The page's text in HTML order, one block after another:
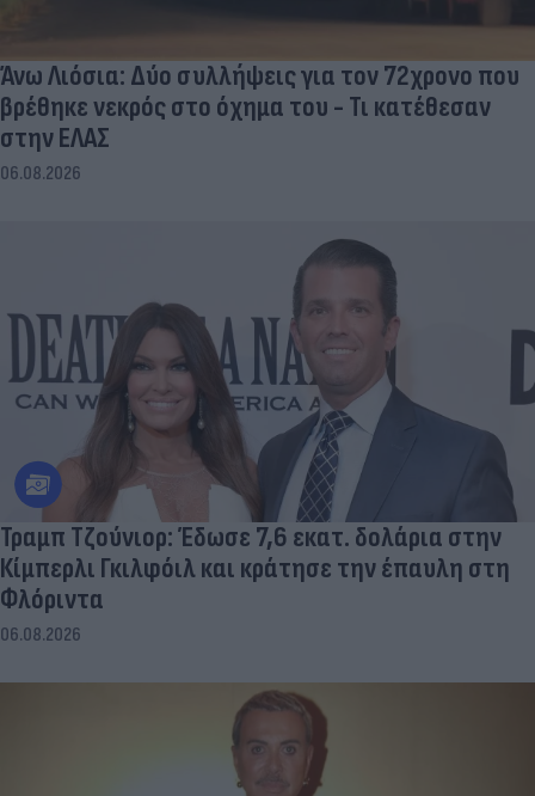
Άνω Λιόσια: Δύο συλλήψεις για τον 72χρονο που
βρέθηκε νεκρός στο όχημα του - Τι κατέθεσαν
στην ΕΛΑΣ
06.08.2026
Τραμπ Τζούνιορ: Έδωσε 7,6 εκατ. δολάρια στην
Κίμπερλι Γκιλφόιλ και κράτησε την έπαυλη στη
Φλόριντα
06.08.2026